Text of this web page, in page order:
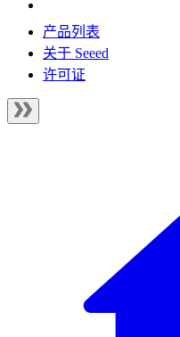
产品列表
关于 Seeed
许可证